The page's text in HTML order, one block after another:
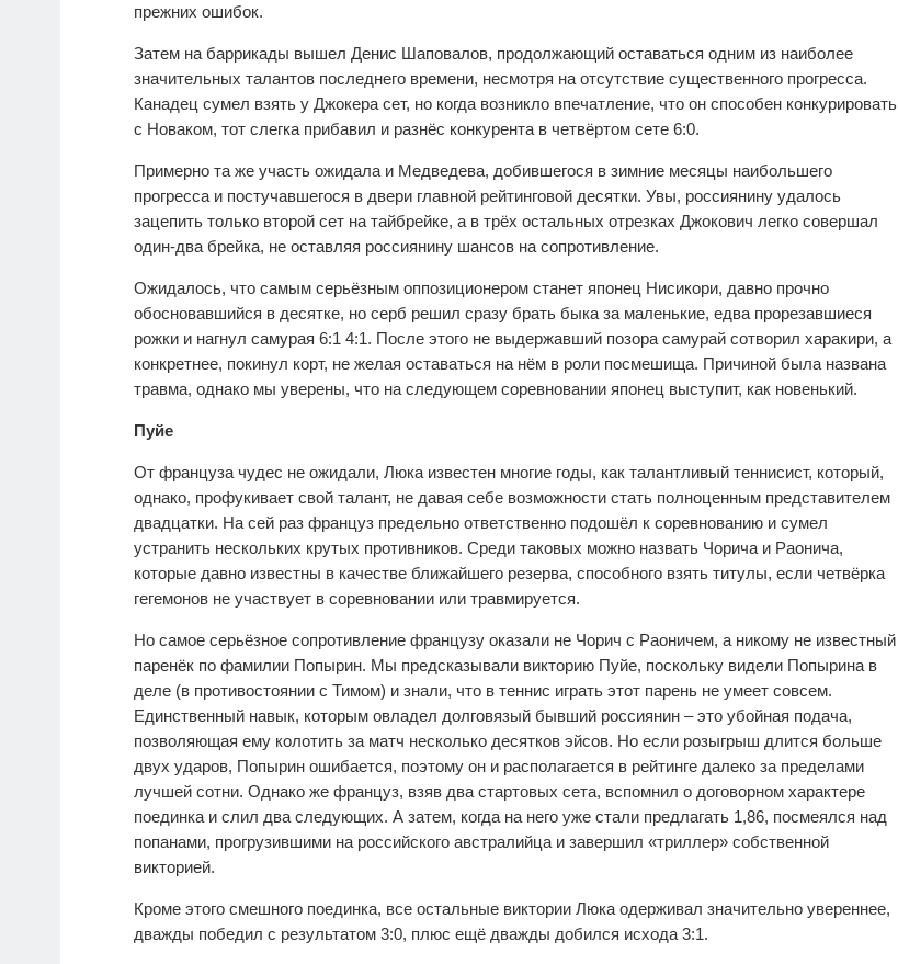
прежних ошибок.
Затем на баррикады вышел Денис Шаповалов, продолжающий оставаться одним из наиболее
значительных талантов последнего времени, несмотря на отсутствие существенного прогресса.
Канадец сумел взять у Джокера сет, но когда возникло впечатление, что он способен конкурировать
с Новаком, тот слегка прибавил и разнёс конкурента в четвёртом сете 6:0.
Примерно та же участь ожидала и Медведева, добившегося в зимние месяцы наибольшего
прогресса и постучавшегося в двери главной рейтинговой десятки. Увы, россиянину удалось
зацепить только второй сет на тайбрейке, а в трёх остальных отрезках Джокович легко совершал
один-два брейка, не оставляя россиянину шансов на сопротивление.
Ожидалось, что самым серьёзным оппозиционером станет японец Нисикори, давно прочно
обосновавшийся в десятке, но серб решил сразу брать быка за маленькие, едва прорезавшиеся
рожки и нагнул самурая 6:1 4:1. После этого не выдержавший позора самурай сотворил харакири, а
конкретнее, покинул корт, не желая оставаться на нём в роли посмешища. Причиной была названа
травма, однако мы уверены, что на следующем соревновании японец выступит, как новенький.
Пуйе
От француза чудес не ожидали, Люка известен многие годы, как талантливый теннисист, который,
однако, профукивает свой талант, не давая себе возможности стать полноценным представителем
двадцатки. На сей раз француз предельно ответственно подошёл к соревнованию и сумел
устранить нескольких крутых противников. Среди таковых можно назвать Чорича и Раонича,
которые давно известны в качестве ближайшего резерва, способного взять титулы, если четвёрка
гегемонов не участвует в соревновании или травмируется.
Но самое серьёзное сопротивление французу оказали не Чорич с Раоничем, а никому не известный
паренёк по фамилии Попырин. Мы предсказывали викторию Пуйе, поскольку видели Попырина в
деле (в противостоянии с Тимом) и знали, что в теннис играть этот парень не умеет совсем.
Единственный навык, которым овладел долговязый бывший россиянин – это убойная подача,
позволяющая ему колотить за матч несколько десятков эйсов. Но если розыгрыш длится больше
двух ударов, Попырин ошибается, поэтому он и располагается в рейтинге далеко за пределами
лучшей сотни. Однако же француз, взяв два стартовых сета, вспомнил о договорном характере
поединка и слил два следующих. А затем, когда на него уже стали предлагать 1,86, посмеялся над
попанами, прогрузившими на российского австралийца и завершил «триллер» собственной
викторией.
Кроме этого смешного поединка, все остальные виктории Люка одерживал значительно увереннее,
дважды победил с результатом 3:0, плюс ещё дважды добился исхода 3:1.